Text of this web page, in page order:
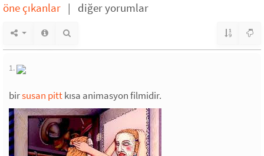
öne çıkanlar | diğer yorumlar
1.
birsusan pittkısa animasyon filmidir.